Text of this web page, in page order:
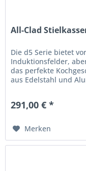
All-Clad
Die d5 Serie bietet
Induktionsfelder,
das perfekte
aus Edelstahl und
291,00 € *
Merken